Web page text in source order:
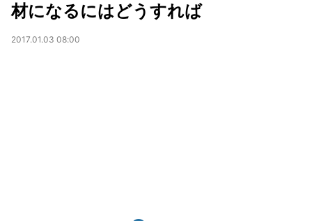
材になるにはどうすれば
2017.01.03 08:00